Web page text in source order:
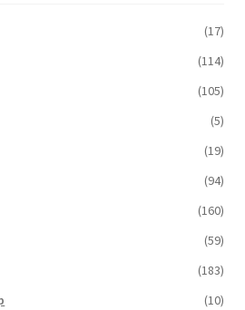
(17)
(114)
(105)
(5)
(19)
(94)
(160)
(59)
(183)
(10)